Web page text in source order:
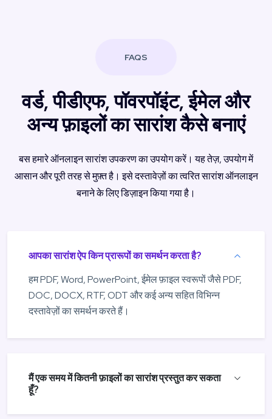
FAQS
वर्ड, पीडीएफ, पॉवरपॉइंट, ईमेल और
अन्य फ़ाइलों का सारांश कैसे बनाएं
बस हमारे ऑनलाइन सारांश उपकरण का उपयोग करें। यह तेज़, उपयोग में
आसान और पूरी तरह से मुफ़्त है। इसे दस्तावेज़ों का त्वरित सारांश ऑनलाइन
बनाने के लिए डिज़ाइन किया गया है।
आपका सारांश ऐप किन प्रारूपों का समर्थन करता है?
हम PDF, Word, PowerPoint, ईमेल फ़ाइल स्वरूपों जैसे PDF,
DOC, DOCX, RTF, ODT और कई अन्य सहित विभिन्न
दस्तावेज़ों का समर्थन करते हैं।
मैं एक समय में कितनी फ़ाइलों का सारांश प्रस्तुत कर सकता
हूँ?